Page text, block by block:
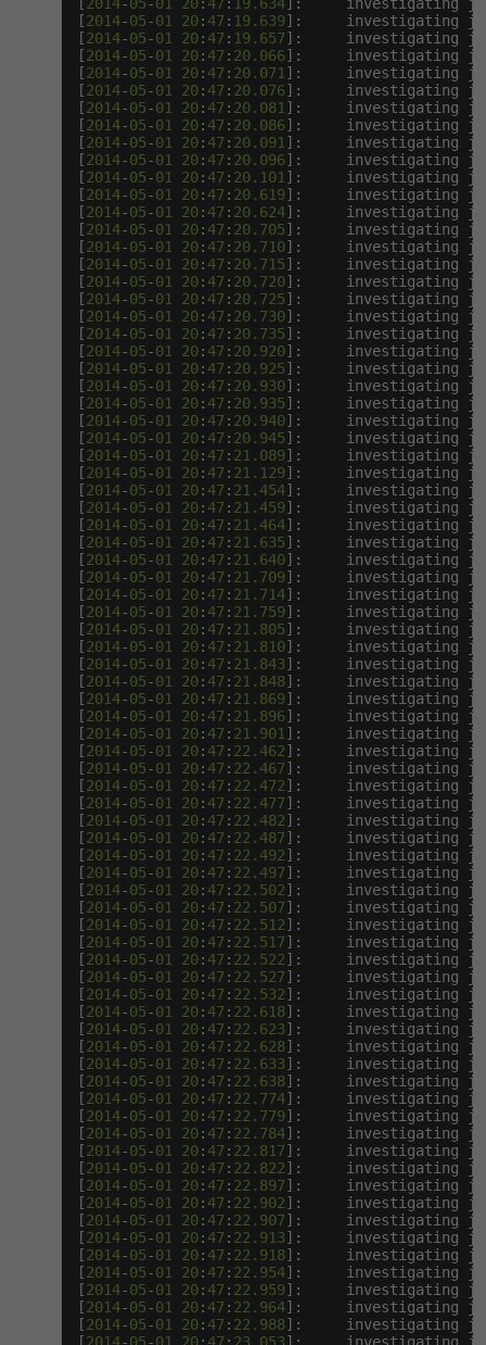
[2014-05-01 20: 47 : 19.639]:     investigating java
[2014-05-01 20: 47 : 19.657]:     investigating java
[2014-05-01 20: 47 : 20.066]:     investigating java
[2014-05-01 20: 47 : 20.071 ]:     investigating java
[2014-05-01 20: 47 : 20.076]:     investigating
[2014-05-01 20: 47 : 20.081 ]:     investigating java
[2014-05-01 20: 47 : 20.086]:     investigating java
[2014-05-01 20: 47 : 20.091 ]:     investigating java
[2014-05-01 20: 47 : 20.096]:     investigating java
[2014-05-01 20: 47 : 20.101 ]:     investigating java
[2014-05-01 20: 47 : 20.619]:     investigating java
[2014-05-01 20: 47 : 20.624]:     investigating java
[2014-05-01 20: 47 : 20.705]:     investigating java
[2014-05-01 20: 47 : 20.710]:     investigating java
[2014-05-01 20: 47 : 20.715]:     investigating java
[2014-05-01 20: 47 : 20.720]:     investigating java
[2014-05-01 20: 47 : 20.725]:     investigating java
[2014-05-01 20: 47 : 20.730]:     investigating java
[2014-05-01 20: 47 : 20.735]:     investigating
[2014-05-01 20: 47 : 20.920]:     investigating java
[2014-05-01 20: 47 : 20.925]:     investigating java
[2014-05-01 20: 47 : 20.930]:     investigating java
[2014-05-01 20: 47 : 20.935]:     investigating java
[2014-05-01 20: 47 : 20.940]:     investigating java
[2014-05-01 20: 47 : 20.945]:     investigating
[2014-05-01 20: 47 : 21.089]:     investigating java
[2014-05-01 20: 47 : 21.129]:     investigating java
[2014-05-01 20: 47 : 21.454]:     investigating java
[2014-05-01 20: 47 : 21.459]:     investigating java
[2014-05-01 20: 47 : 21.464]:     investigating java
[2014-05-01 20: 47 : 21.635]:     investigating java
[2014-05-01 20: 47 : 21.640]:     investigating java
[2014-05-01 20: 47 : 21.709]:     investigating java
[2014-05-01 20: 47 : 21.714]:     investigating java
[2014-05-01 20: 47 : 21.759]:     investigating
[2014-05-01 20: 47 : 21.805]:     investigating
[2014-05-01 20: 47 : 21.810]:     investigating java
[2014-05-01 20: 47 : 21.843]:     investigating java
[2014-05-01 20: 47 : 21.848]:     investigating java
[2014-05-01 20: 47 : 21.869]:     investigating java
[2014-05-01 20: 47 : 21.896]:     investigating java
[2014-05-01 20: 47 : 21.901 ]:     investigating java
[2014-05-01 20: 47 : 22.462]:     investigating java
[2014-05-01 20: 47 : 22.467]:     investigating java
[2014-05-01 20: 47 : 22.472]:     investigating java
[2014-05-01 20: 47 : 22.477]:     investigating
[2014-05-01 20: 47 : 22.482]:     investigating
[2014-05-01 20: 47 : 22.487]:     investigating
[2014-05-01 20: 47 : 22.492]:     investigating
[2014-05-01 20: 47 : 22.497]:     investigating
[2014-05-01 20: 47 : 22.502]:     investigating java
[2014-05-01 20: 47 : 22.507]:     investigating java
[2014-05-01 20: 47 : 22.512]:     investigating java
[2014-05-01 20: 47 : 22.517]:     investigating java
[2014-05-01 20: 47 : 22.522]:     investigating
[2014-05-01 20: 47 : 22.527]:     investigating java
[2014-05-01 20: 47 : 22.532]:     investigating java
[2014-05-01 20: 47 : 22.618]:     investigating java
[2014-05-01 20: 47 : 22.623]:     investigating java
[2014-05-01 20: 47 : 22.628]:     investigating java
[2014-05-01 20: 47 : 22.633]:     investigating java
[2014-05-01 20: 47 : 22.638]:     investigating java
[2014-05-01 20: 47 : 22.774]:     investigating java
[2014-05-01 20: 47 : 22.779]:     investigating java
[2014-05-01 20: 47 : 22.784]:     investigating java
[2014-05-01 20: 47 : 22.817]:     investigating java
[2014-05-01 20: 47 : 22.822]:     investigating java
[2014-05-01 20: 47 : 22.897]:     investigating java
[2014-05-01 20: 47 : 22.902]:     investigating java
[2014-05-01 20: 47 : 22.907]:     investigating java
[2014-05-01 20: 47 : 22.913]:     investigating java
[2014-05-01 20: 47 : 22.918]:     investigating java
[2014-05-01 20: 47 : 22.954]:     investigating java
[2014-05-01 20: 47 : 22.959]:     investigating java
[2014-05-01 20: 47 : 22.964]:     investigating java
[2014-05-01 20: 47 : 22.988]:     investigating
[2014-05-01 20: 47 : 23.053]:     investigating java